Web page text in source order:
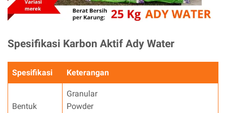
Spesifikasi Karbon Aktif Ady Water
Spesifikasi Keterangan
Bentuk
Granular
Powder